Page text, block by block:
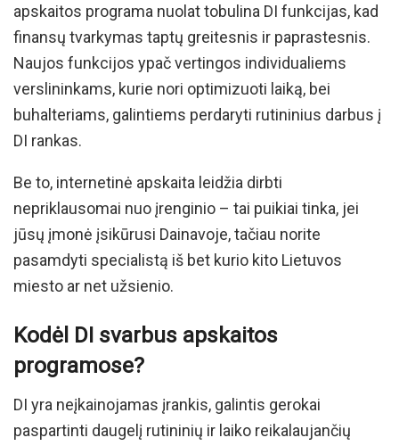
apskaitos programa nuolat tobulina DI funkcijas, kad
finansų tvarkymas taptų greitesnis ir paprastesnis.
Naujos funkcijos ypač vertingos individualiems
verslininkams, kurie nori optimizuoti laiką, bei
buhalteriams, galintiems perdaryti rutininius darbus į
DI rankas.
Be to, internetinė apskaita leidžia dirbti
nepriklausomai nuo įrenginio – tai puikiai tinka, jei
jūsų įmonė įsikūrusi Dainavoje, tačiau norite
pasamdyti specialistą iš bet kurio kito Lietuvos
miesto ar net užsienio.
Kodėl DI svarbus apskaitos
programose?
DI yra neįkainojamas įrankis, galintis gerokai
paspartinti daugelį rutininių ir laiko reikalaujančių